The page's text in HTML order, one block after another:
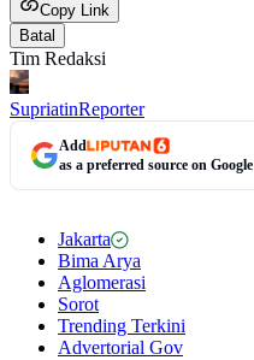
Copy Link
Batal
Tim Redaksi
SupriatinReporter
Add
as a preferred source on Google
Jakarta
Bima Arya
Aglomerasi
Sorot
Trending Terkini
Advertorial Gov